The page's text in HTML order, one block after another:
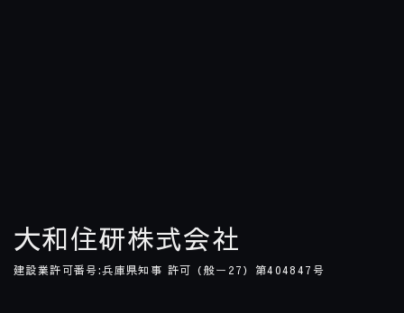
大和住研株式会社
建設業許可番号:兵庫県知事 許可（般ー 27）第404847号